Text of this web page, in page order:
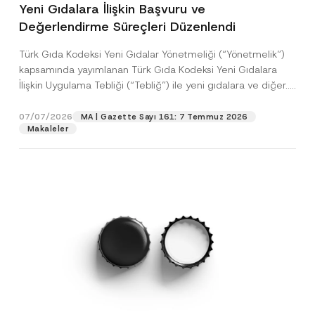
Yeni Gıdalara İlişkin Başvuru ve
Değerlendirme Süreçleri Düzenlendi
Türk Gıda Kodeksi Yeni Gıdalar Yönetmeliği (“Yönetmelik”)
kapsamında yayımlanan Türk Gıda Kodeksi Yeni Gıdalara
İlişkin Uygulama Tebliği (“Tebliğ”) ile yeni gıdalara ve diğer...
07/07/2026
MA | Gazette Sayı 161: 7 Temmuz 2026
Makaleler